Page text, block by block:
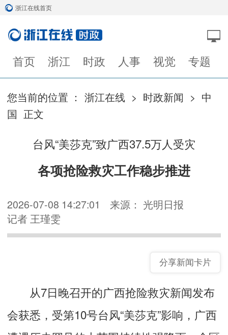
浙江在线首页
首页 浙江 时政 人事 视觉 专题
您当前的位置 ： 浙江在线 > 时政新闻 > 中
国 正文
台风“美莎克”致广西37.5万人受灾
各项抢险救灾工作稳步推进
2026-07-08 14:27:01
来源： 光明日报
记者 王瑾雯
分享新闻卡片
从7日晚召开的广西抢险救灾新闻发布
会获悉，受第10号台风“美莎克”影响，广西